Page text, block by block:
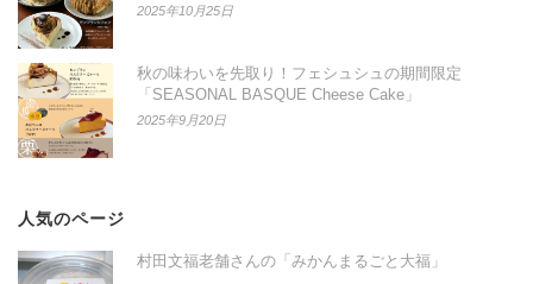
2025年10月25日
秋の味わいを先取り！フェシュシュの期間限定
「SEASONAL BASQUE Cheese Cake」
2025年9月20日
人気のページ
村田文福老舗さんの「みかんまるごと大福」